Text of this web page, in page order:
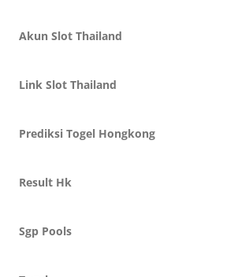
Akun Slot Thailand
Link Slot Thailand
Prediksi Togel Hongkong
Result Hk
Sgp Pools